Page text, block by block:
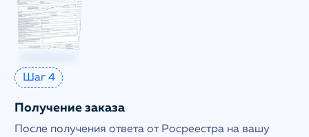
Шаг 4
Получение заказа
После получения ответа от Росреестра на вашу